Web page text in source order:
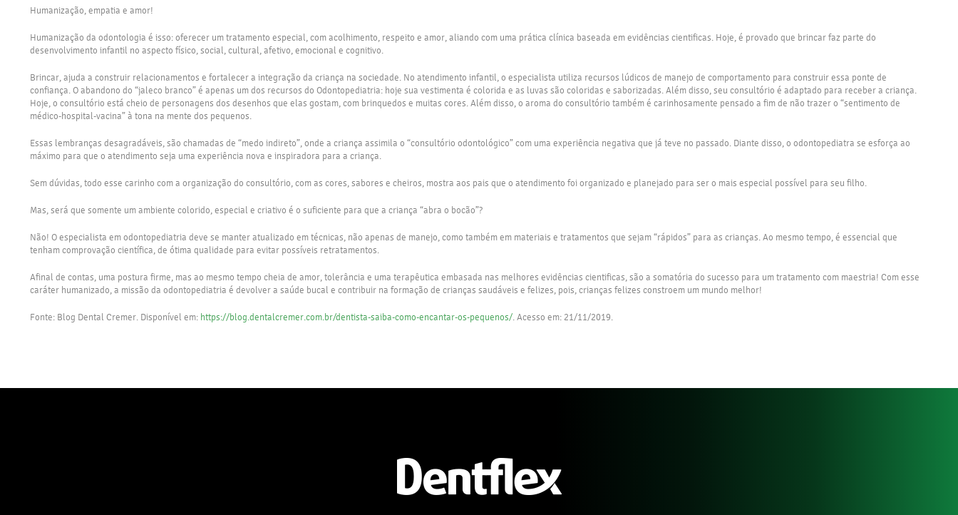
Humanização, empatia e amor!
Humanização da odontologia é isso: oferecer um tratamento especial, com acolhimento, respeito e amor, aliando com uma prática clínica baseada em evidências cientificas. Hoje, é provado que brincar faz parte do
desenvolvimento infantil no aspecto físico, social, cultural, afetivo, emocional e cognitivo.
Brincar, ajuda a construir relacionamentos e fortalecer a integração da criança na sociedade. No atendimento infantil, o especialista utiliza recursos lúdicos de manejo de comportamento para construir essa ponte de
confiança. O abandono do “jaleco branco” é apenas um dos recursos do Odontopediatria: hoje sua vestimenta é colorida e as luvas são coloridas e saborizadas. Além disso, seu consultório é adaptado para receber a criança.
Hoje, o consultório está cheio de personagens dos desenhos que elas gostam, com brinquedos e muitas cores. Além disso, o aroma do consultório também é carinhosamente pensado a fim de não trazer o “sentimento de
médico-hospital-vacina” à tona na mente dos pequenos.
Essas lembranças desagradáveis, são chamadas de “medo indireto”, onde a criança assimila o “consultório odontológico” com uma experiência negativa que já teve no passado. Diante disso, o odontopediatra se esforça ao
máximo para que o atendimento seja uma experiência nova e inspiradora para a criança.
Sem dúvidas, todo esse carinho com a organização do consultório, com as cores, sabores e cheiros, mostra aos pais que o atendimento foi organizado e planejado para ser o mais especial possível para seu filho.
Mas, será que somente um ambiente colorido, especial e criativo é o suficiente para que a criança “abra o bocão”?
Não! O especialista em odontopediatria deve se manter atualizado em técnicas, não apenas de manejo, como também em materiais e tratamentos que sejam “rápidos” para as crianças. Ao mesmo tempo, é essencial que
tenham comprovação científica, de ótima qualidade para evitar possíveis retratamentos.
Afinal de contas, uma postura firme, mas ao mesmo tempo cheia de amor, tolerância e uma terapêutica embasada nas melhores evidências cientificas, são a somatória do sucesso para um tratamento com maestria! Com esse
caráter humanizado, a missão da odontopediatria é devolver a saúde bucal e contribuir na formação de crianças saudáveis e felizes, pois, crianças felizes constroem um mundo melhor!
Fonte: Blog Dental Cremer. Disponível em: https://blog.dentalcremer.com.br/dentista-saiba-como-encantar-os-pequenos/ . Acesso em: 21/11/2019.